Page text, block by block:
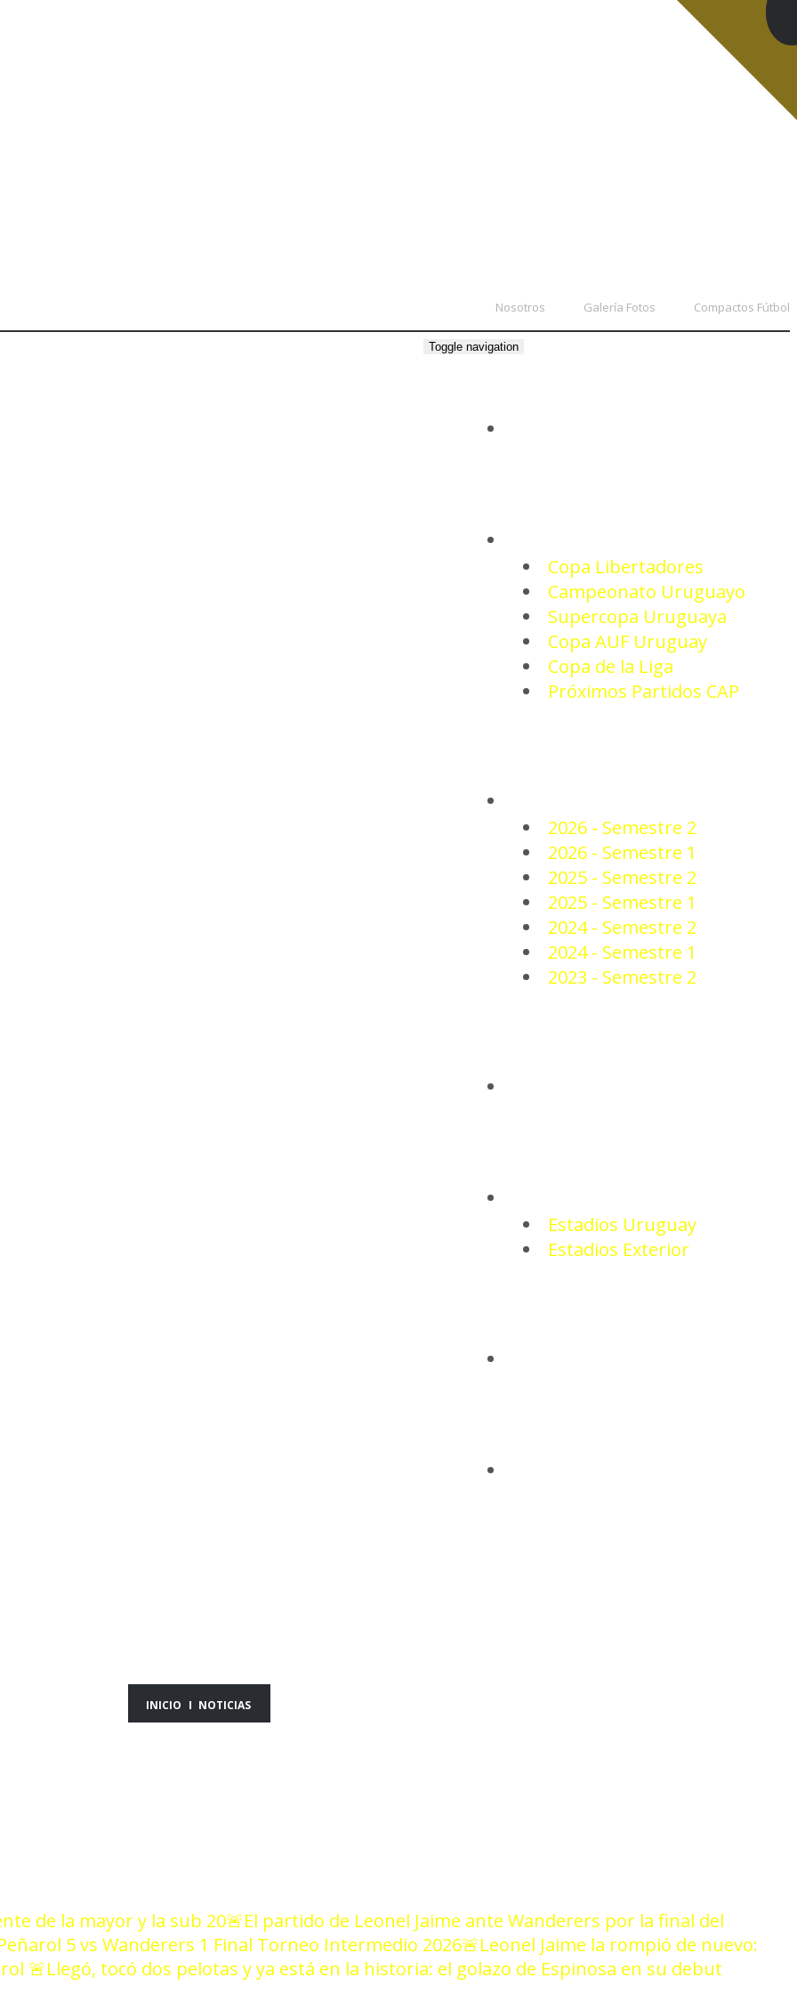
Nosotros Galería Fotos Compactos Fútbol
Toggle navigation
Copa Libertadores
Campeonato Uruguayo
Supercopa Uruguaya
Copa AUF Uruguay
Copa de la Liga
Próximos Partidos CAP
2026 - Semestre 2
2026 - Semestre 1
2025 - Semestre 2
2025 - Semestre 1
2024 - Semestre 2
2024 - Semestre 1
2023 - Semestre 2
Estadios Uruguay
Estadios Exterior
INICIO NOTICIAS
de la mayor y la sub 20🚨El partido de Leonel Jaime ante Wanderers por la final del
5 vs Wanderers 1 Final Torneo Intermedio 2026🚨Leonel Jaime la rompió de nuevo:
🚨Llegó, tocó dos pelotas y ya está en la historia: el golazo de Espinosa en su debut